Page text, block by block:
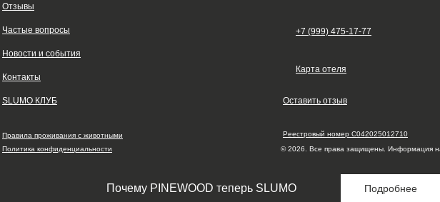
Почему PINEWOOD теперь SLUMO Подробнее
© 2026. Все права защищены. Информация
Политика конфиденциальности
Правила проживания с животными
Реестровый номер С042025012710
Карта отеля
+7 (999) 475-17-77
Отзывы
Частые вопросы
Контакты
SLUMO КЛУБ
Новости и события
Оставить отзыв